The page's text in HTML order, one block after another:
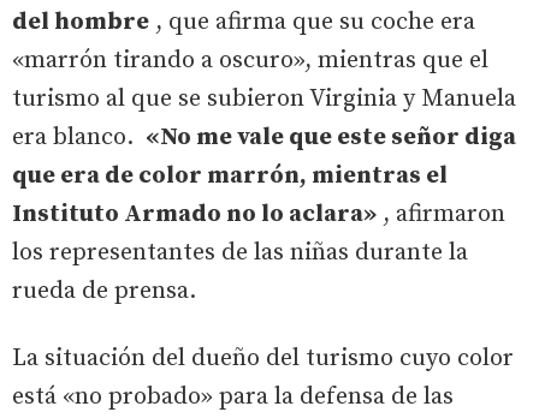
del hombre , que afirma que su coche era
«marrón tirando a oscuro», mientras que el
turismo al que se subieron Virginia y Manuela
era blanco. «No me vale que este señor diga
que era de color marrón, mientras el
Instituto Armado no lo aclara» , afirmaron
los representantes de las niñas durante la
rueda de prensa.
La situación del dueño del turismo cuyo color
está «no probado» para la defensa de las